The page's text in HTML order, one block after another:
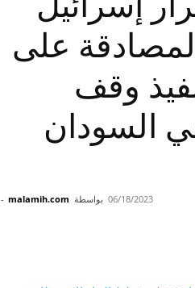
على
وقف
72 ساعة في السودان
بواسطة malamih.com
- 06/18/2023